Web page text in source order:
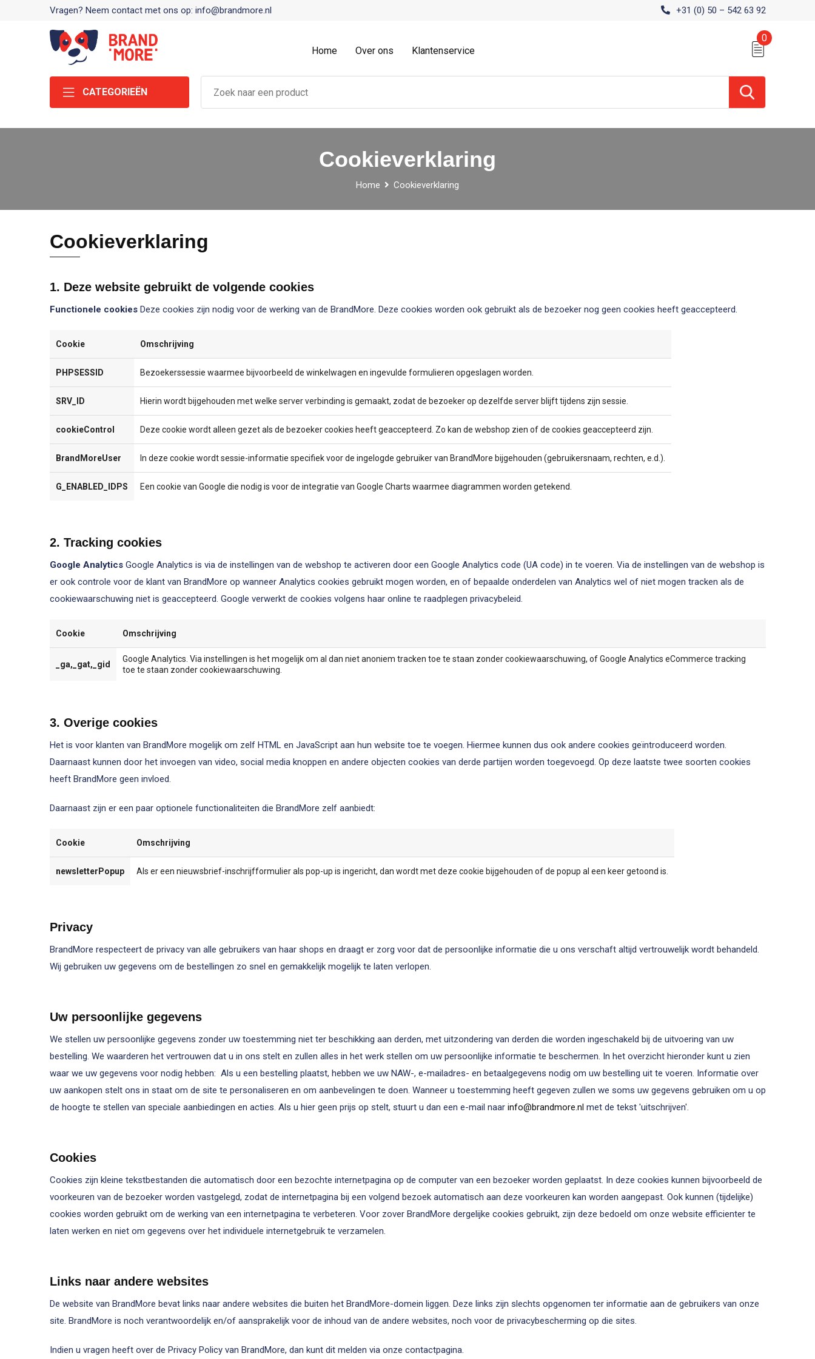
Vragen? Neem contact met ons op: info@brandmore.nl +31 (0) 50 – 542 63 92
Home Over ons Klantenservice
0
CATEGORIEËN
Cookieverklaring
Home Cookieverklaring
Cookieverklaring
1. Deze website gebruikt de volgende cookies
Functionele cookiesDeze cookies zijn nodig voor de werking van de BrandMore. Deze cookies worden ook gebruikt als de bezoeker nog geen cookies heeft geaccepteerd.
Cookie Omschrijving
PHPSESSID Bezoekerssessie waarmee bijvoorbeeld de winkelwagen en ingevulde formulieren opgeslagen worden.
SRV_ID Hierin wordt bijgehouden met welke server verbinding is gemaakt, zodat de bezoeker op dezelfde server blijft tijdens zijn sessie.
cookieControl Deze cookie wordt alleen gezet als de bezoeker cookies heeft geaccepteerd. Zo kan de webshop zien of de cookies geaccepteerd zijn.
BrandMoreUser In deze cookie wordt sessie-informatie specifiek voor de ingelogde gebruiker van BrandMore bijgehouden (gebruikersnaam, rechten, e.d.).
G_ENABLED_IDPS Een cookie van Google die nodig is voor de integratie van Google Charts waarmee diagrammen worden getekend.
2. Tracking cookies
Google AnalyticsGoogle Analytics is via de instellingen van de webshop te activeren door een Google Analytics code (UA code) in te voeren. Via de instellingen van de webshop is
er ook controle voor de klant van BrandMore op wanneer Analytics cookies gebruikt mogen worden, en of bepaalde onderdelen van Analytics wel of niet mogen tracken als de
cookiewaarschuwing niet is geaccepteerd. Google verwerkt de cookies volgens haar online te raadplegen privacybeleid.
Cookie Omschrijving
_ga,_gat,_gid
Google Analytics. Via instellingen is het mogelijk om al dan niet anoniem tracken toe te staan zonder cookiewaarschuwing, of Google Analytics eCommerce tracking
toe te staan zonder cookiewaarschuwing.
3. Overige cookies
Het is voor klanten van BrandMore mogelijk om zelf HTML en JavaScript aan hun website toe te voegen. Hiermee kunnen dus ook andere cookies geïntroduceerd worden.
Daarnaast kunnen door het invoegen van video, social media knoppen en andere objecten cookies van derde partijen worden toegevoegd. Op deze laatste twee soorten cookies
heeft BrandMore geen invloed.
Daarnaast zijn er een paar optionele functionaliteiten die BrandMore zelf aanbiedt:
Cookie Omschrijving
newsletterPopup Als er een nieuwsbrief-inschrijfformulier als pop-up is ingericht, dan wordt met deze cookie bijgehouden of de popup al een keer getoond is.
Privacy
BrandMore respecteert de privacy van alle gebruikers van haar shops en draagt er zorg voor dat de persoonlijke informatie die u ons verschaft altijd vertrouwelijk wordt behandeld.
Wij gebruiken uw gegevens om de bestellingen zo snel en gemakkelijk mogelijk te laten verlopen.
Uw persoonlijke gegevens
We stellen uw persoonlijke gegevens zonder uw toestemming niet ter beschikking aan derden, met uitzondering van derden die worden ingeschakeld bij de uitvoering van uw
bestelling. We waarderen het vertrouwen dat u in ons stelt en zullen alles in het werk stellen om uw persoonlijke informatie te beschermen. In het overzicht hieronder kunt u zien
waar we uw gegevens voor nodig hebben: Als u een bestelling plaatst, hebben we uw NAW-, e-mailadres- en betaalgegevens nodig om uw bestelling uit te voeren. Informatie over
uw aankopen stelt ons in staat om de site te personaliseren en om aanbevelingen te doen. Wanneer u toestemming heeft gegeven zullen we soms uw gegevens gebruiken om u op
de hoogte te stellen van speciale aanbiedingen en acties. Als u hier geen prijs op stelt, stuurt u dan een e-mail naar info@brandmore.nl met de tekst 'uitschrijven'.
Cookies
Cookies zijn kleine tekstbestanden die automatisch door een bezochte internetpagina op de computer van een bezoeker worden geplaatst. In deze cookies kunnen bijvoorbeeld de
voorkeuren van de bezoeker worden vastgelegd, zodat de internetpagina bij een volgend bezoek automatisch aan deze voorkeuren kan worden aangepast. Ook kunnen (tijdelijke)
cookies worden gebruikt om de werking van een internetpagina te verbeteren. Voor zover BrandMore dergelijke cookies gebruikt, zijn deze bedoeld om onze website efficienter te
laten werken en niet om gegevens over het individuele internetgebruik te verzamelen.
Links naar andere websites
De website van BrandMore bevat links naar andere websites die buiten het BrandMore-domein liggen. Deze links zijn slechts opgenomen ter informatie aan de gebruikers van onze
site. BrandMore is noch verantwoordelijk en/of aansprakelijk voor de inhoud van de andere websites, noch voor de privacybescherming op die sites.
Indien u vragen heeft over de Privacy Policy van BrandMore, dan kunt dit melden via onze contactpagina.